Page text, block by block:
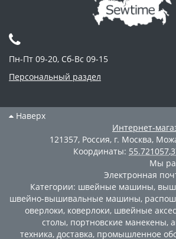
Пн-Пт 09-20, Сб-Вс 09-15
Персональный раздел
Наверх
Интернет-
121357, Россия, г. Москва,
Координаты: 55.721057,
Мы
Электронная
Категории: швейные машины,
швейно-вышивальные машины,
оверлоки, коверлоки, швейные
столы, портновские манекены,
техника, доставка, промышленное